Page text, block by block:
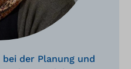
der Planung und